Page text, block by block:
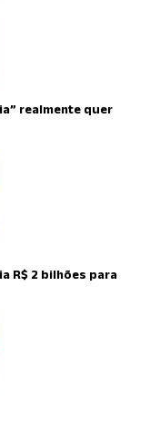
realmente quer
R$ 2 bilhões para